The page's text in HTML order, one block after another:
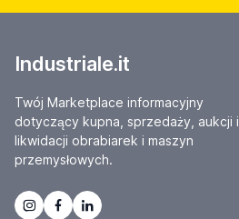
Industriale.it
Twój Marketplace informacyjny
dotyczący kupna, sprzedaży, aukcji i
likwidacji obrabiarek i maszyn
przemysłowych.